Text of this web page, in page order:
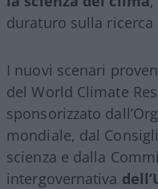
duraturo sulla
I nuovi scenari
del World Climate
sponsorizzato
mondiale, dal
scienza e dalla
intergovernativa